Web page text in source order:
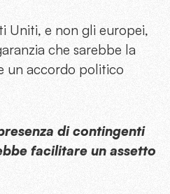
Uniti, e non gli europei,
che sarebbe la
un accordo politico
di contingenti
facilitare un assetto